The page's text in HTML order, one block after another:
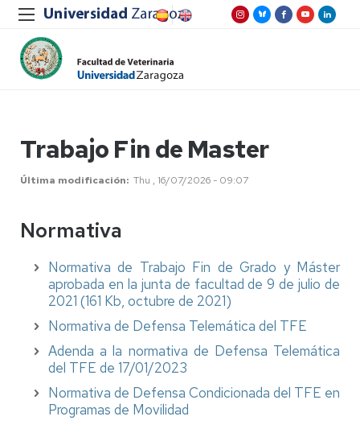
Trabajo Fin de Master
Última modificación Thu , 16/07/2026 - 09:07
Normativa
Normativa de Trabajo Fin de Grado y Máster
aprobada en la junta de facultad de 9 de julio de
2021 (161 Kb, octubre de 2021)
Normativa de Defensa Telemática del TFE
Adenda a la normativa de Defensa Telemática
del TFE de 17/01/2023
Normativa de Defensa Condicionada del TFE en
Programas de Movilidad